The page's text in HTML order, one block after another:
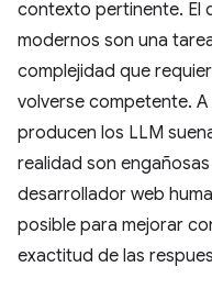
contexto pertinente. El
modernos son una
complejidad que
volverse competente.
producen los LLM
realidad son
desarrollador web
posible para mejorar
exactitud de las